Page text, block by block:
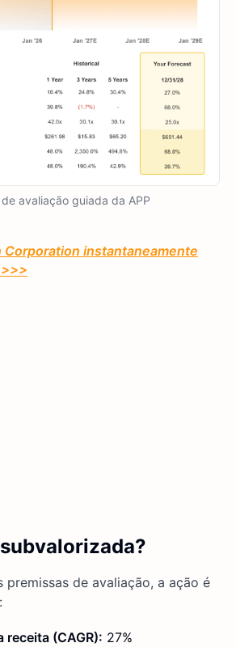
avaliação guiada da APP
Corporation instantaneamente
premissas de avaliação, a ação é
receita (CAGR): 27%